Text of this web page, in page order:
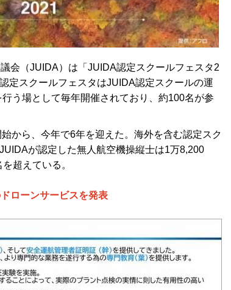
（JUIDA）は「JUIDA認定スクールフェスタ2
定スクールフェスタはJUIDA認定スクールの運
う場として毎年開催されており、約100名が参
ら、今年で6年を迎えた。海外を含む認定スク
が認定した無人航空機操縦士は1万8,200
超えている。
ローンサービスを発表